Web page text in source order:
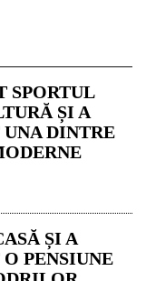
SPORTUL
ȘI A
DINTRE
ȘI A
PENSIUNE